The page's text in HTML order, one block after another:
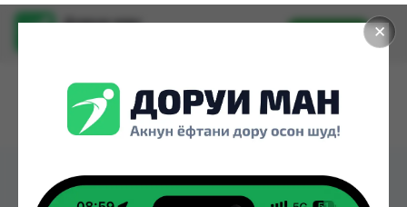
✕
Доруи ман
Установить